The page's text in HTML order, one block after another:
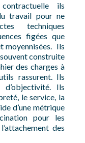
ils
travail pour ne
techniques
figées que
moyennisées. Ils
construite
des charges à
rassurent. Ils
Ils
le service, la
d’une métrique
pour les
des